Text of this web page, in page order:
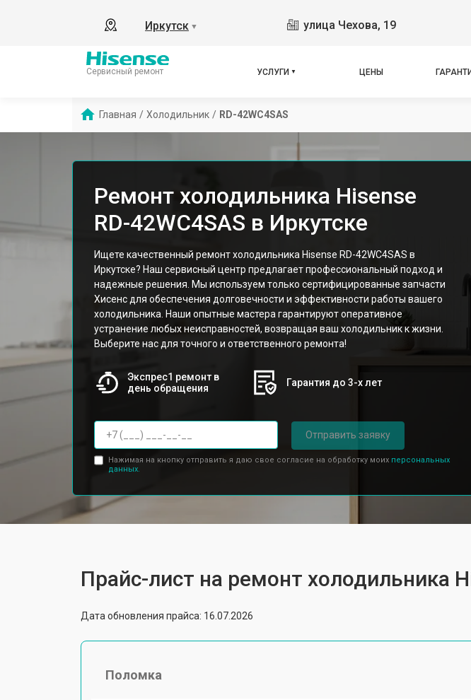
Иркутск ▼ улица Чехова, 19
Сервисный ремонт УСЛУГИ ЦЕНЫ
Главная / Холодильник / RD-42WC4SAS
Ремонт холодильника Hisense
RD-42WC4SAS в Иркутске
Ищете качественный ремонт холодильника Hisense RD-42WC4SAS в
Иркутске? Наш сервисный центр предлагает профессиональный подход и
надежные решения. Мы используем только сертифицированные запчасти
Хисенс для обеспечения долговечности и эффективности работы вашего
холодильника. Наши опытные мастера гарантируют оперативное
устранение любых неисправностей, возвращая ваш холодильник к жизни.
Выберите нас для точного и ответственного ремонта!
Экспрес1 ремонт в
день обращения
Гарантия до 3-х лет
Отправить заявку
Нажимая на кнопку отправить я даю свое согласие на обработку моих персональных
данных.
Прайс-лист на ремонт холодильника
Дата обновления прайса: 16.07.2026
Поломка